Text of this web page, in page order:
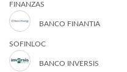
FINANZAS
BANCO FINANTIA
SOFINLOC
BANCO INVERSIS